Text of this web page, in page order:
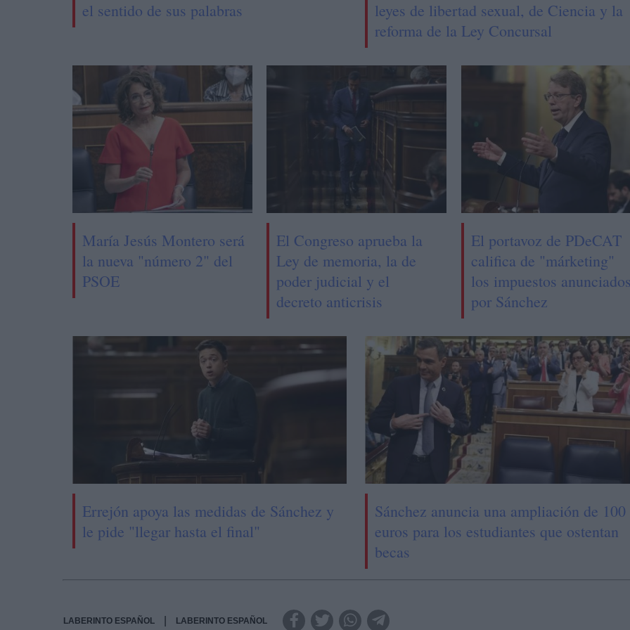
el sentido de sus palabras
leyes de libertad sexual, de Ciencia y la
reforma de la Ley Concursal
María Jesús Montero será
la nueva "número 2" del
PSOE
El Congreso aprueba la
Ley de memoria, la de
poder judicial y el
decreto anticrisis
El portavoz de PDeCAT
califica de "márketing"
los impuestos
por Sánchez
Errejón apoya las medidas de Sánchez y
le pide "llegar hasta el final"
Sánchez anuncia una ampliación de 100
euros para los estudiantes que ostentan
becas
LABERINTO ESPAÑOL LABERINTO ESPAÑOL